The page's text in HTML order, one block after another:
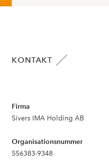
KONTAKT
Firma
Sivers IMA Holding AB
Organisationsnummer
556383-9348